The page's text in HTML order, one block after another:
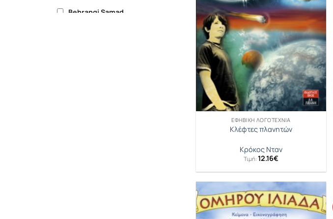
Behrangi Samad
ΕΦΗΒΙΚΉ ΛΟΓΟΤΕΧΝΊΑ
Κλέφτες πλανητών
Κρόκος Νταν
Τιμή:12.16€